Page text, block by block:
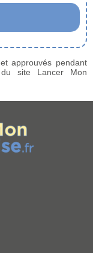
approuvés pendant
site Lancer Mon